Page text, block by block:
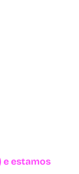
e estamos